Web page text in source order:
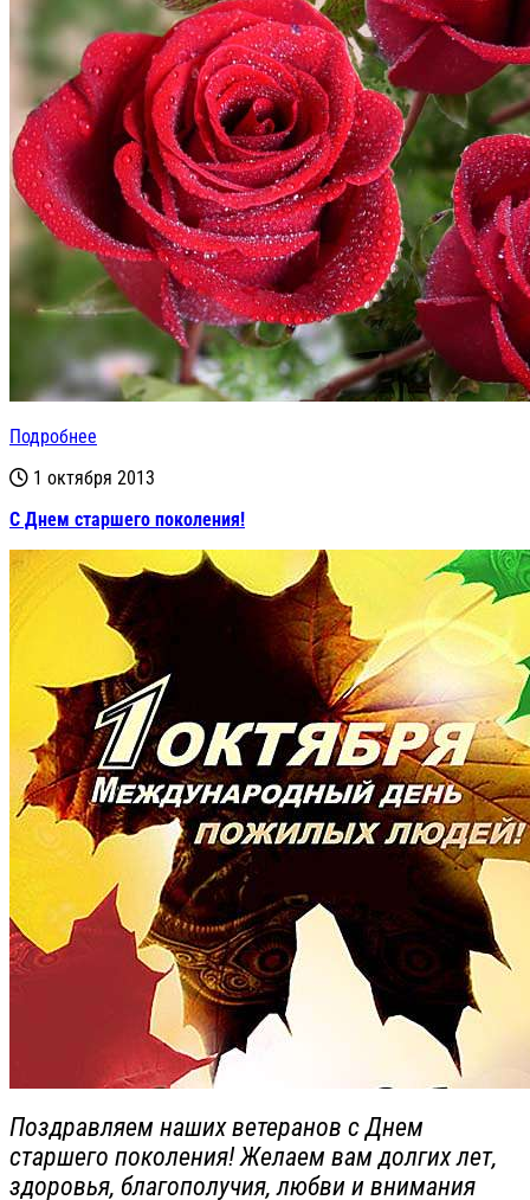
Подробнее
1 октября 2013
С Днем старшего поколения!
Поздравляем наших ветеранов с Днем
старшего поколения! Желаем вам долгих лет,
здоровья, благополучия, любви и внимания